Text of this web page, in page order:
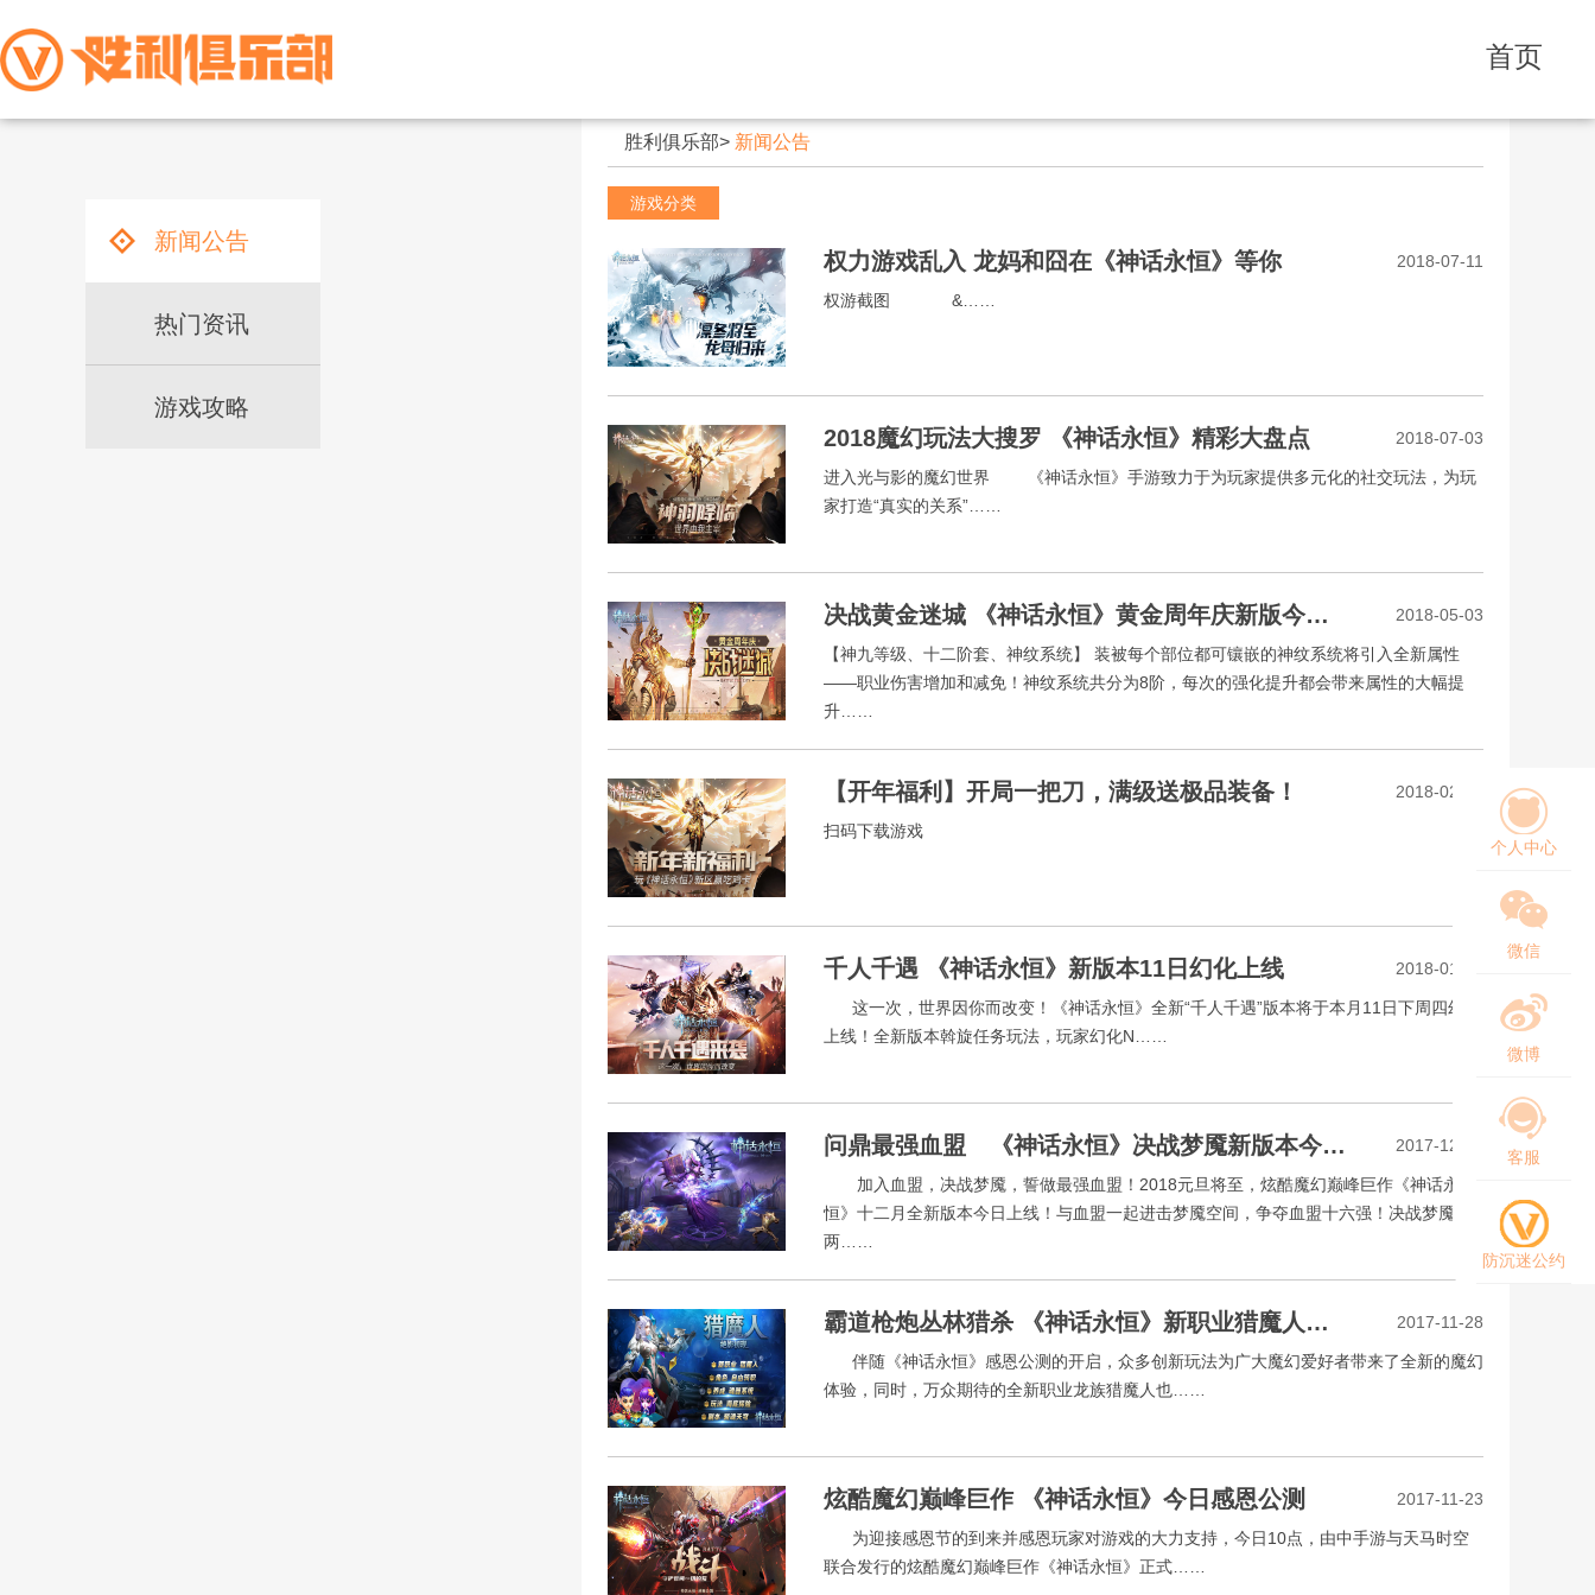
首页
胜利俱乐部> 新闻公告
游戏分类
权力游戏乱入 龙妈和囧在《神话永恒》等你 2018-07-11
权游截图 &……
2018魔幻玩法大搜罗 《神话永恒》精彩大盘点 2018-07-03
进入光与影的魔幻世界 《神话永恒》手游致力于为玩家提供多元化的社交玩法，为玩
家打造“真实的关系”……
决战黄金迷城 《神话永恒》黄金周年庆新版今上线 2018-05-03
【神九等级、十二阶套、神纹系统】 装被每个部位都可镶嵌的神纹系统将引入全新属性
——职业伤害增加和减免！神纹系统共分为8阶，每次的强化提升都会带来属性的大幅提
升……
【开年福利】开局一把刀，满级送极品装备！ 2018-02-26
扫码下载游戏
千人千遇 《神话永恒》新版本11日幻化上线 2018-01-02
这一次，世界因你而改变！《神话永恒》全新“千人千遇”版本将于本月11日下周四幻化
上线！全新版本斡旋任务玩法，玩家幻化N……
问鼎最强血盟 《神话永恒》决战梦魇新版本今上线 2017-12-21
加入血盟，决战梦魇，誓做最强血盟！2018元旦将至，炫酷魔幻巅峰巨作《神话永
恒》十二月全新版本今日上线！与血盟一起进击梦魇空间，争夺血盟十六强！决战梦魇，
两……
霸道枪炮丛林猎杀 《神话永恒》新职业猎魔人详解 2017-11-28
伴随《神话永恒》感恩公测的开启，众多创新玩法为广大魔幻爱好者带来了全新的魔幻
体验，同时，万众期待的全新职业龙族猎魔人也……
炫酷魔幻巅峰巨作 《神话永恒》今日感恩公测 2017-11-23
为迎接感恩节的到来并感恩玩家对游戏的大力支持，今日10点，由中手游与天马时空
联合发行的炫酷魔幻巅峰巨作《神话永恒》正式……
新闻公告
热门资讯
游戏攻略
个人中心
微信
微博
客服
防沉迷公约